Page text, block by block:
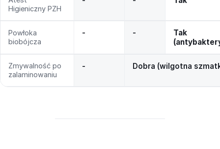
Higieniczny PZH
Powłoka
biobójcza
- -
Tak
Zmywalność po
zalaminowaniu
- Dobra (wilgotna